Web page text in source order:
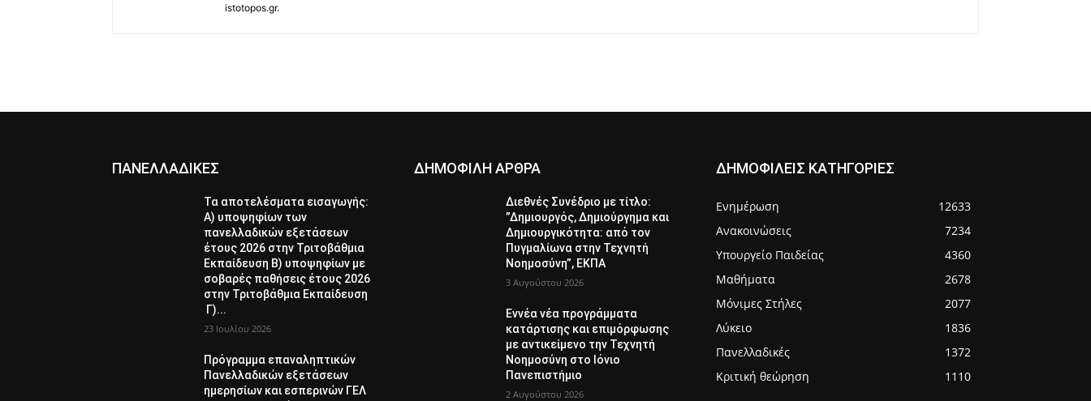
istotopos.gr.
ΠΑΝΕΛΛΑΔΙΚΕΣ
Τα αποτελέσματα εισαγωγής:
Α) υποψηφίων των
πανελλαδικών εξετάσεων
έτους 2026 στην Τριτοβάθμια
Εκπαίδευση Β) υποψηφίων με
σοβαρές παθήσεις έτους 2026
στην Τριτοβάθμια Εκπαίδευση
Γ)...
23 Ιουλίου 2026
Πρόγραμμα επαναληπτικών
Πανελλαδικών εξετάσεων
ημερησίων και εσπερινών ΓΕΛ
ΔΗΜΟΦΙΛΗ ΑΡΘΡΑ
Διεθνές Συνέδριο με τίτλο:
”Δημιουργός, Δημιούργημα και
Δημιουργικότητα: από τον
Πυγμαλίωνα στην Τεχνητή
Νοημοσύνη”, ΕΚΠΑ
3 Αυγούστου 2026
Εννέα νέα προγράμματα
κατάρτισης και επιμόρφωσης
με αντικείμενο την Τεχνητή
Νοημοσύνη στο Ιόνιο
Πανεπιστήμιο
2 Αυγούστου 2026
ΔΗΜΟΦΙΛΕΙΣ ΚΑΤΗΓΟΡΙΕΣ
Ενημέρωση
12633
Ανακοινώσεις
7234
Υπουργείο Παιδείας
4360
Μαθήματα
2678
Μόνιμες Στήλες
2077
Λύκειο
1836
Πανελλαδικές
1372
Κριτική θεώρηση
1110